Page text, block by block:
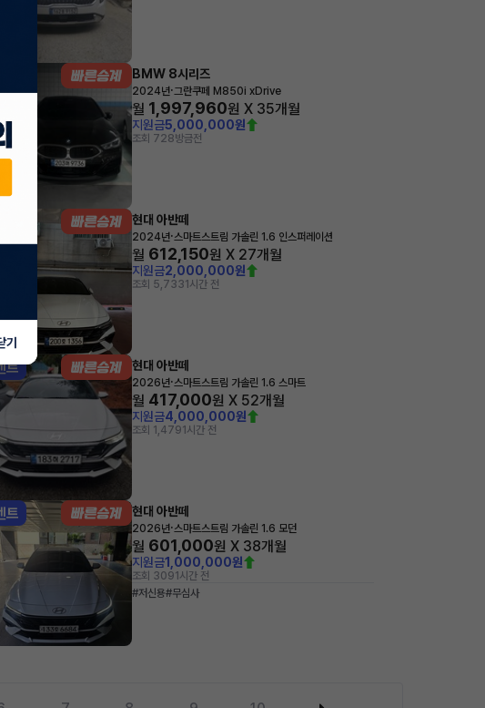
BMW 8시리즈
2024년·그란쿠페 M850i xDrive
월 1,997,960원 X 35개월
지원금5,000,000원
조회 728방금전
현대 아반떼
2024년·스마트스트림 가솔린 1.6 인스퍼레이션
월 612,150원 X 27개월
지원금2,000,000원
조회 5,7331시간 전
트 현대 아반떼
2026년·스마트스트림 가솔린 1.6 스마트
월 417,000원 X 52개월
지원금4,000,000원
조회 1,4791시간 전
트 현대 아반떼
2026년·스마트스트림 가솔린 1.6 모던
월 601,000원 X 38개월
지원금1,000,000원
조회 3091시간 전
#저신용#무심사
기